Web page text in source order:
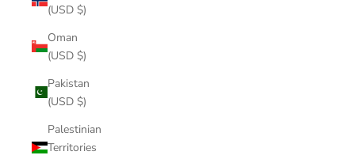
(USD $)
Oman
(USD $)
Pakistan
(USD $)
Palestinian
Territories